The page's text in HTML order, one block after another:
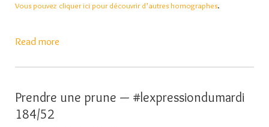
Vous pouvez cliquer ici pour découvrir d’autres homographes.
Read more
Prendre une prune — #lexpressiondumardi
184/52